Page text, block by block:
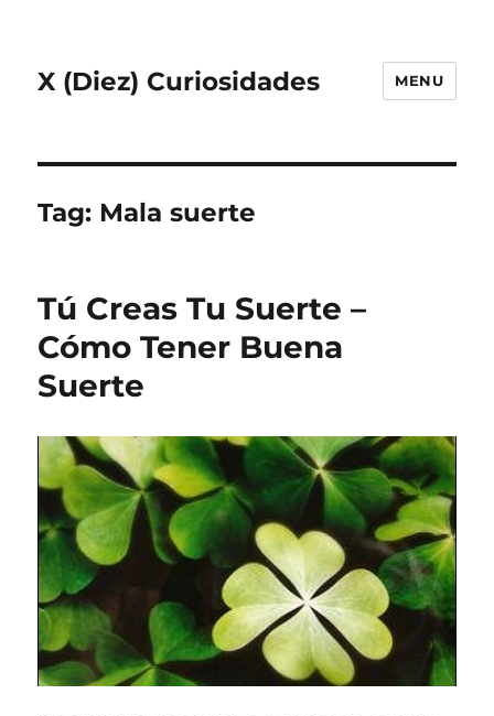
X (Diez) Curiosidades MENU
Tag: Mala suerte
Tú Creas Tu Suerte –
Cómo Tener Buena
Suerte